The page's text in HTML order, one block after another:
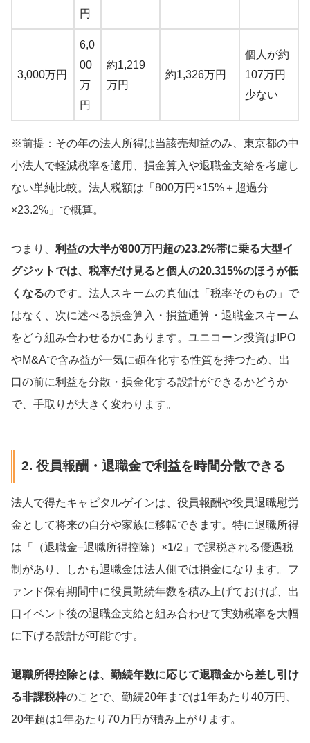
円
3,000万円
6,0
00
万
円
約1,219
万円
約1,326万円
個人が約
107万円
少ない
※前提：その年の法人所得は当該売却益のみ、東京都の中
小法人で軽減税率を適用、損金算入や退職金支給を考慮し
ない単純比較。法人税額は「800万円×15%＋超過分
×23.2%」で概算。
つまり、 利益の大半が800万円超の23.2%帯に乗る大型イ
グジットでは、税率だけ見ると個人の20.315%のほうが低
くなるのです。法人スキームの真価は「税率そのもの」で
はなく、次に述べる損金算入・損益通算・退職金スキーム
をどう組み合わせるかにあります。ユニコーン投資はIPO
やM&Aで含み益が一気に顕在化する性質を持つため、出
口の前に利益を分散・損金化する設計ができるかどうか
で、手取りが大きく変わります。
2. 役員報酬・退職金で利益を時間分散できる
法人で得たキャピタルゲインは、役員報酬や役員退職慰労
金として将来の自分や家族に移転できます。特に退職所得
は「（退職金−退職所得控除）×1/2」で課税される優遇税
制があり、しかも退職金は法人側では損金になります。フ
ァンド保有期間中に役員勤続年数を積み上げておけば、出
口イベント後の退職金支給と組み合わせて実効税率を大幅
に下げる設計が可能です。
退職所得控除とは、勤続年数に応じて退職金から差し引け
る非課税枠のことで、勤続20年までは1年あたり40万円、
20年超は1年あたり70万円が積み上がります。